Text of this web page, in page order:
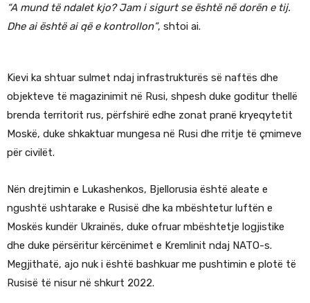
“A mund të ndalet kjo? Jam i sigurt se është në dorën e tij.
Dhe ai është ai që e kontrollon”, shtoi ai.
Kievi ka shtuar sulmet ndaj infrastrukturës së naftës dhe
objekteve të magazinimit në Rusi, shpesh duke goditur thellë
brenda territorit rus, përfshirë edhe zonat pranë kryeqytetit
Moskë, duke shkaktuar mungesa në Rusi dhe rritje të çmimeve
për civilët.
Nën drejtimin e Lukashenkos, Bjellorusia është aleate e
ngushtë ushtarake e Rusisë dhe ka mbështetur luftën e
Moskës kundër Ukrainës, duke ofruar mbështetje logjistike
dhe duke përsëritur kërcënimet e Kremlinit ndaj NATO-s.
Megjithatë, ajo nuk i është bashkuar me pushtimin e plotë të
Rusisë të nisur në shkurt 2022.